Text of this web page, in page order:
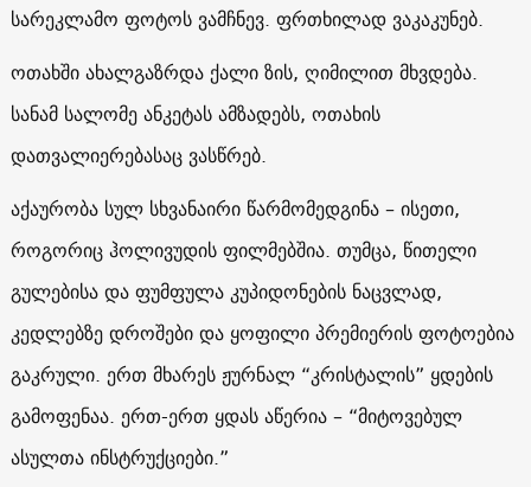
სარეკლამო ფოტოს ვამჩნევ. ფრთხილად ვაკაკუნებ.
ოთახში ახალგაზრდა ქალი ზის, ღიმილით მხვდება.
სანამ სალომე ანკეტას ამზადებს, ოთახის
დათვალიერებასაც ვასწრებ.
აქაურობა სულ სხვანაირი წარმომედგინა – ისეთი,
როგორიც ჰოლივუდის ფილმებშია. თუმცა, წითელი
გულებისა და ფუმფულა კუპიდონების ნაცვლად,
კედლებზე დროშები და ყოფილი პრემიერის ფოტოებია
გაკრული. ერთ მხარეს ჟურნალ “კრისტალის” ყდების
გამოფენაა. ერთ-ერთ ყდას აწერია – “მიტოვებულ
ასულთა ინსტრუქციები.”